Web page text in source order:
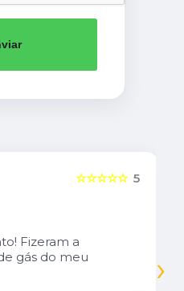
5
☆☆☆☆☆
Fizeram a
gás do meu
›